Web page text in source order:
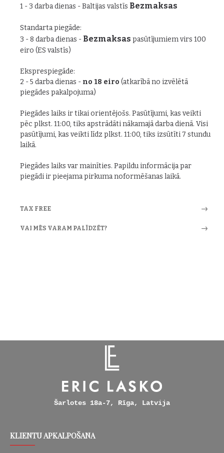
1 - 3 darba dienas - Baltijas valstīs Bezmaksas
Standarta piegāde:
3 - 8 darba dienas - Bezmaksas pasūtījumiem virs 100
eiro (ES valstīs)
Eksprespiegāde:
2 - 5 darba dienas - no 18 eiro (atkarībā no izvēlētā
piegādes pakalpojuma)
Piegādes laiks ir tikai orientējošs. Pasūtījumi, kas veikti
pēc plkst. 11:00, tiks apstrādāti nākamajā darba dienā. Visi
pasūtījumi, kas veikti līdz plkst. 11:00, tiks izsūtīti 7 stundu
laikā.
Piegādes laiks var mainīties. Papildu informācija par
piegādi ir pieejama pirkuma noformēšanas laikā.
TAX FREE
VAI MĒS VARAM PALĪDZĒT?
Šarlotes 18a-7, Rīga, Latvija
KLIENTU APKALPOŠANA